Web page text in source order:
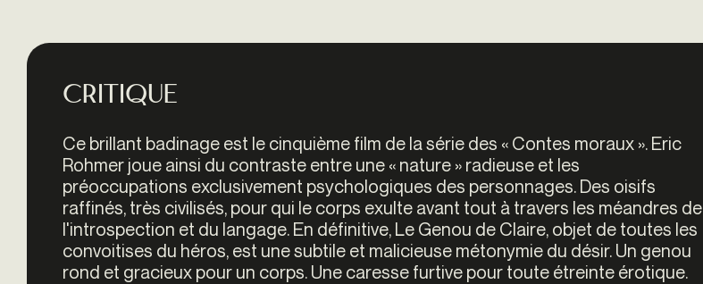
Critique
Ce brillant badinage est le cinquième film de la série des « Contes moraux ». Eric
Rohmer joue ainsi du contraste entre une « nature » radieuse et les
préoccupations exclusivement psychologiques des personnages. Des oisifs
raffinés, très civilisés, pour qui le corps exulte avant tout à travers les méandres de
l'introspection et du langage. En définitive, Le Genou de Claire, objet de toutes les
convoitises du héros, est une subtile et malicieuse métonymie du désir. Un genou
rond et gracieux pour un corps. Une caresse furtive pour toute étreinte érotique.